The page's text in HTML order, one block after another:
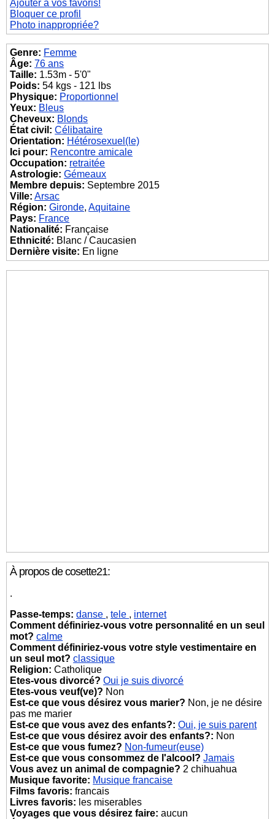
Ajouter à vos favoris!
Bloquer ce profil
Photo inappropriée?
Genre: Femme
Âge: 76 ans
Taille: 1.53m - 5'0"
Poids: 54 kgs - 121 lbs
Physique: Proportionnel
Yeux: Bleus
Cheveux: Blonds
État civil: Célibataire
Orientation: Hétérosexuel(le)
Ici pour: Rencontre amicale
Occupation: retraitée
Astrologie: Gémeaux
Membre depuis: Septembre 2015
Ville: Arsac
Région: Gironde,Aquitaine
Pays: France
Nationalité: Française
Ethnicité: Blanc / Caucasien
Dernière visite: En ligne
À propos de cosette21:
.
Passe-temps: danse ,tele , internet
Comment définiriez-vous votre personnalité en un seul
mot? calme
Comment définiriez-vous votre style vestimentaire en
un seul mot? classique
Religion: Catholique
Etes-vous divorcé? Oui je suis divorcé
Etes-vous veuf(ve)? Non
Est-ce que vous désirez vous marier? Non, je ne désire
pas me marier
Est-ce que vous avez des enfants?: Oui, je suis parent
Est-ce que vous désirez avoir des enfants?: Non
Est-ce que vous fumez? Non-fumeur(euse)
Est-ce que vous consommez de l'alcool? Jamais
Vous avez un animal de compagnie? 2 chihuahua
Musique favorite: Musique francaise
Films favoris: francais
Livres favoris: les miserables
Voyages que vous désirez faire: aucun